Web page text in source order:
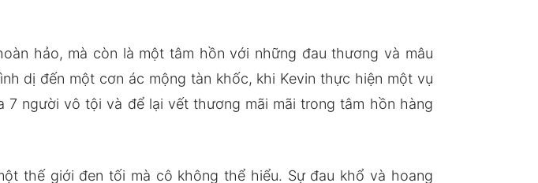
hảo, mà còn là một tâm hồn với những đau thương và mâu
dị đến một cơn ác mộng tàn khốc, khi Kevin thực hiện một vụ
người vô tội và để lại vết thương mãi mãi trong tâm hồn hàng
thế giới đen tối mà cô không thể hiểu. Sự đau khổ và hoang